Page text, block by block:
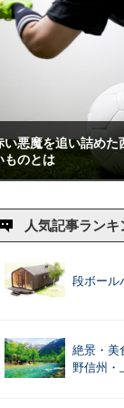
い悪魔を追い詰めた
ものとは
人気記事ランキ
段ボール
絶景・美
野信州・